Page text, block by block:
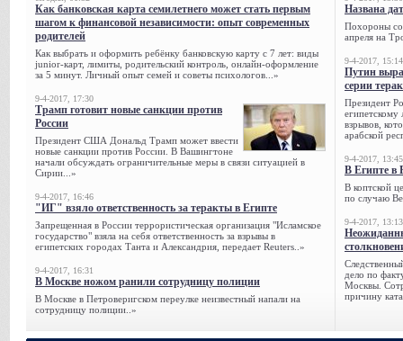
Как банковская карта семилетнего может стать первым
шагом к финансовой независимости: опыт современных
родителей
Как выбрать и оформить ребёнку банковскую карту с 7 лет: виды
junior-карт, лимиты, родительский контроль, онлайн-оформление
за 5 минут. Личный опыт семей и советы психологов...»
9-4-2017, 17:30
Трамп готовит новые санкции против
России
Президент США Дональд Трамп может ввести
новые санкции против России. В Вашингтоне
начали обсуждать ограничительные меры в связи ситуацией в
Сирии...»
9-4-2017, 16:46
"ИГ" взяло ответственность за теракты в Египте
Запрещенная в России террористическая организация "Исламское
государство" взяла на себя ответственность за взрывы в
египетских городах Танта и Александрия, передает Reuters..»
9-4-2017, 16:31
В Москве ножом ранили сотрудницу полиции
В Москве в Петроверигском переулке неизвестный напали на
сотрудницу полиции..»
Названа
Похороны
апреля на
9-4-2017, 15:14
Путин
серии
Президент
египетскому
взрывов,
арабской
9-4-2017, 13:45
В Египте в
В коптской
по случаю
9-4-2017, 13:13
дело по
Москвы.
причину